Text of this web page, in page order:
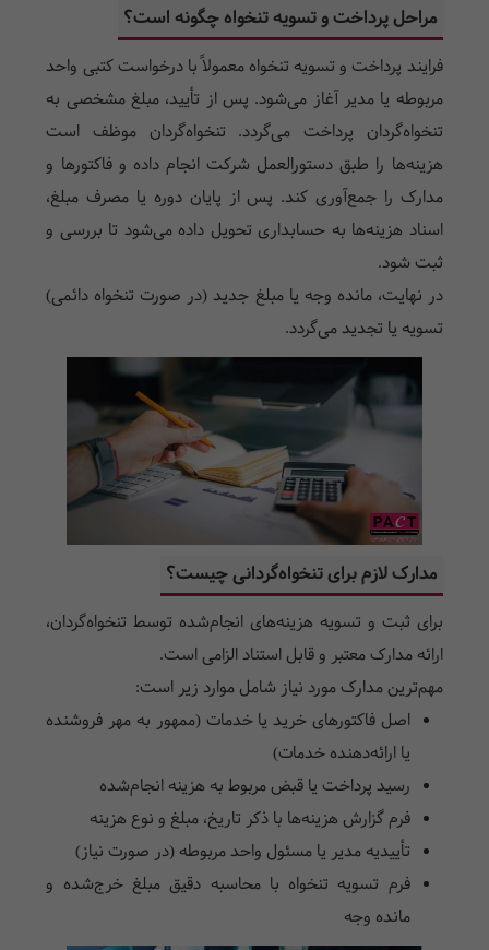
مراحل پرداخت و تسویه تنخواه چگونه است؟
فرایند پرداخت و تسویه تنخواه معمولاً با درخواست کتبی واحد
مربوطه یا مدیر آغاز می‌شود. پس از تأیید، مبلغ مشخصی به
تنخواه‌گردان پرداخت می‌گردد. تنخواه‌گردان موظف است
هزینه‌ها را طبق دستورالعمل شرکت انجام داده و فاکتورها و
مدارک را جمع‌آوری کند. پس از پایان دوره یا مصرف مبلغ،
اسناد هزینه‌ها به حسابداری تحویل داده می‌شود تا بررسی و
ثبت شود.
در نهایت، مانده وجه یا مبلغ جدید (در صورت تنخواه دائمی)
تسویه یا تجدید می‌گردد.
مدارک لازم برای تنخواه‌گردانی چیست؟
برای ثبت و تسویه هزینه‌های انجام‌شده توسط تنخواه‌گردان،
ارائه مدارک معتبر و قابل استناد الزامی است.
مهم‌ترین مدارک مورد نیاز شامل موارد زیر است:
اصل فاکتورهای خرید یا خدمات (ممهور به مهر فروشنده
یا ارائه‌دهنده خدمات)
رسید پرداخت یا قبض مربوط به هزینه انجام‌شده
فرم گزارش هزینه‌ها با ذکر تاریخ، مبلغ و نوع هزینه
تأییدیه مدیر یا مسئول واحد مربوطه (در صورت نیاز)
فرم تسویه تنخواه با محاسبه دقیق مبلغ خرج‌شده و
مانده وجه